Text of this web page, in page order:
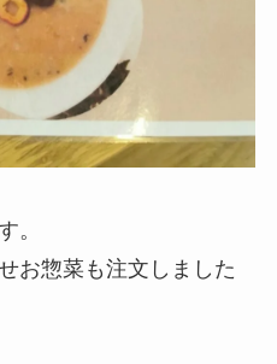
。
お惣菜も注文しました